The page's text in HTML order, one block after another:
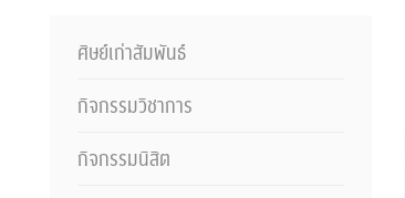
ศิษย์เก่าสัมพันธ์
กิจกรรมวิชาการ
กิจกรรมนิสิต